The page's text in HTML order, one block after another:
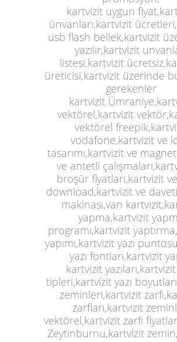
kartvizit uygun
ünvanları,kartvizit
usb flash bellek,kartvizit
yazılır,kartvizit
listesi,kartvizit
üreticisi,kartvizit üzerinde
gerekenler
kartvizit
vektörel,kartvizit
vektörel
vodafone,kartvizit ve
tasarımı,kartvizit ve
ve antetli
broşür fiyatları,kartvizit
download,kartvizit ve
makinası,van
yapma,kartvizit
programı,kartvizit
yapımı,kartvizit yazı
yazı fontları,kartvizit
kartvizit yazıları,kartvizit
tipleri,kartvizit yazı
zeminleri,kartvizit
zarfları,kartvizit
vektörel,kartvizit zarfı
Zeytinburnu,kartvizit